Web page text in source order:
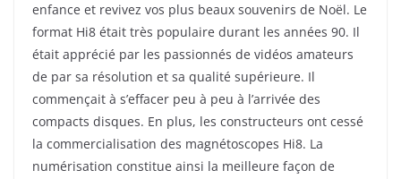
enfance et revivez vos plus beaux souvenirs de Noël. Le
format Hi8 était très populaire durant les années 90. Il
était apprécié par les passionnés de vidéos amateurs
de par sa résolution et sa qualité supérieure. Il
commençait à s’effacer peu à peu à l’arrivée des
compacts disques. En plus, les constructeurs ont cessé
la commercialisation des magnétoscopes Hi8. La
numérisation constitue ainsi la meilleure façon de